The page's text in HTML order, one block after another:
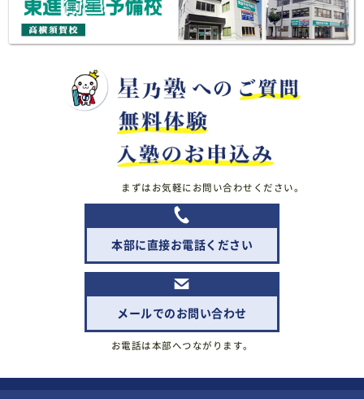
まずはお気軽にお問い合わせください。
本部に直接お電話ください
メールでのお問い合わせ
お電話は本部へつながります。